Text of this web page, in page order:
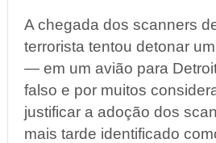
A chegada dos scanners
terrorista tentou detonar
— em um avião para
falso e por muitos
justificar a adoção dos
mais tarde identificado